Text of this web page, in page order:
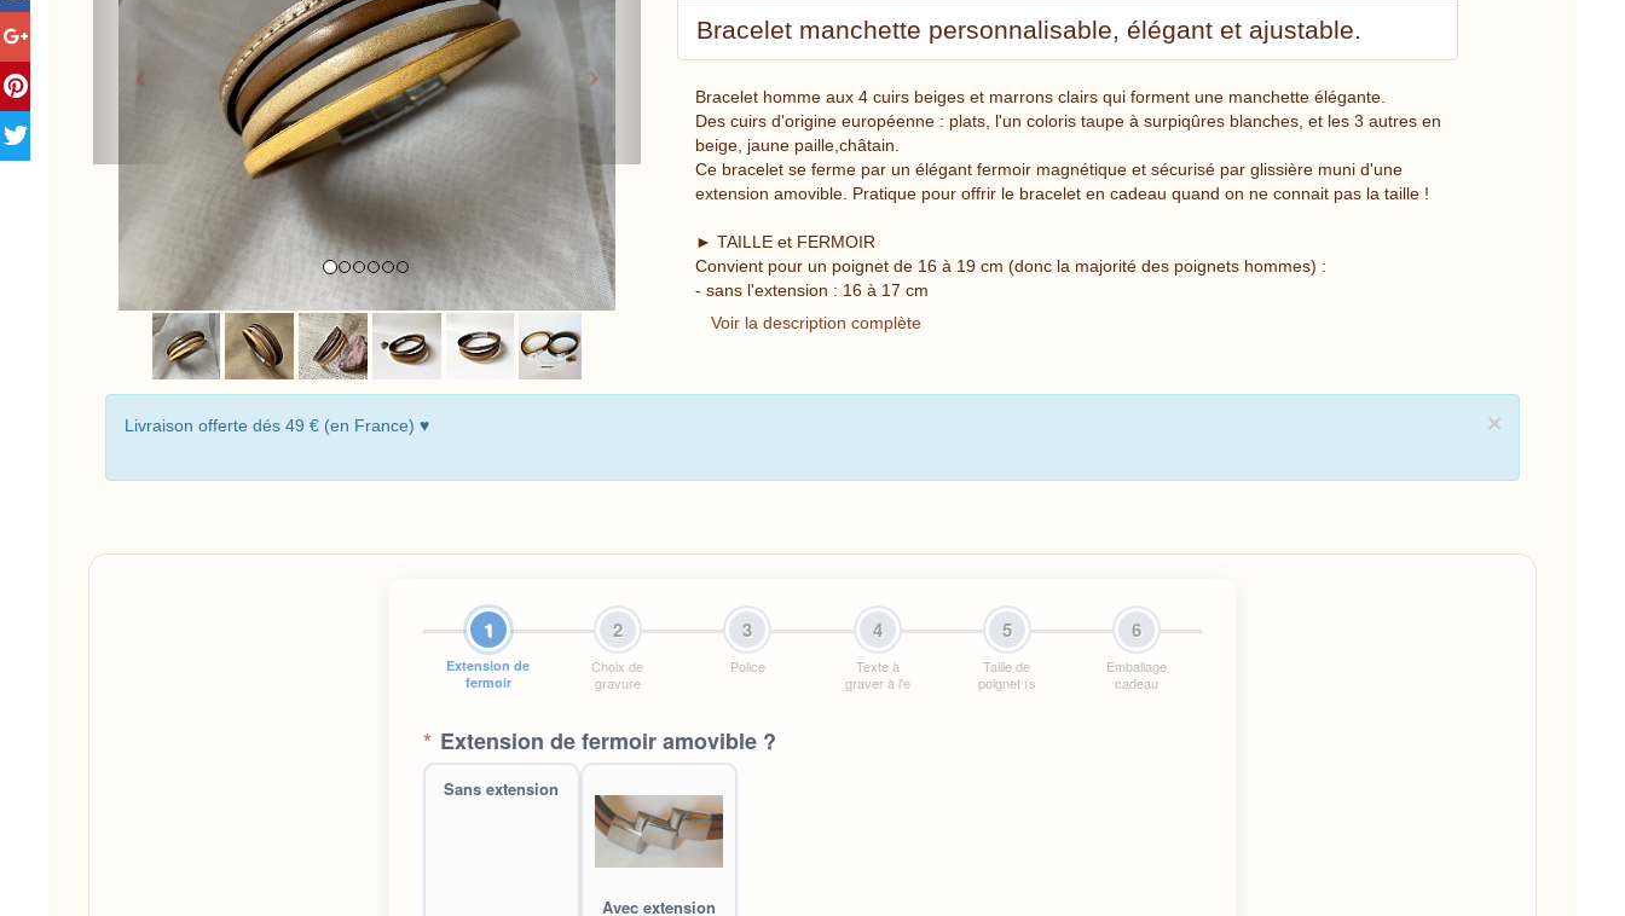
Bracelet manchette personnalisable, élégant et ajustable.
Bracelet homme aux 4 cuirs beiges et marrons clairs qui forment une manchette élégante.
Des cuirs d'origine européenne : plats, l'un coloris taupe à surpiqûres blanches, et les 3 autres en
beige, jaune paille,châtain.
Ce bracelet se ferme par un élégant fermoir magnétique et sécurisé par glissière muni d'une
extension amovible. Pratique pour offrir le bracelet en cadeau quand on ne connait pas la taille !
► TAILLE et FERMOIR
Convient pour un poignet de 16 à 19 cm (donc la majorité des poignets hommes) :
- sans l'extension : 16 à 17 cm
Voir la description complète
×
Livraison offerte dés 49 € (en France) ♥
1
Extension de
fermoir
2
Choix de
gravure
3
Police
4
Texte à
graver à l'e
5
Taille de
poignet (s
6
Emballage
cadeau
* Extension de fermoir amovible ?
Sans extension
Avec extension